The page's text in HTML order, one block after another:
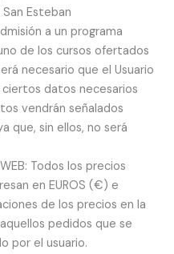
Esteban
a un programa
de los cursos ofertados
necesario que el Usuario
datos necesarios
vendrán señalados
que, sin ellos, no será
Todos los precios
en EUROS (€) e
de los precios en la
pedidos que se
por el usuario.